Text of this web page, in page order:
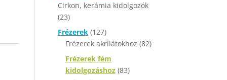
Cirkon, kerámia kidolgozók
(23)
Frézerek (127)
Frézerek akrilátokhoz (82)
Frézerek fém
kidolgozáshoz (83)